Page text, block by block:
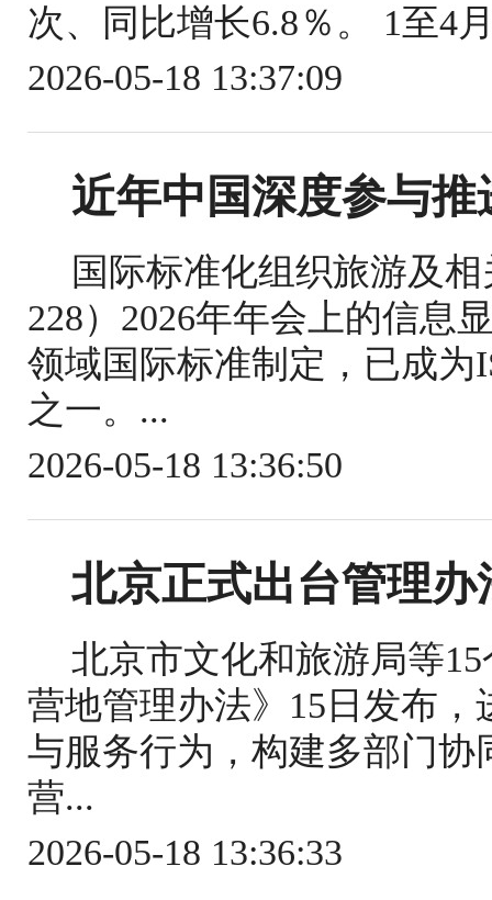
次、同比增长6.8％。 1至4
2026-05-18 13:37:09
近年中国深度参与
国际标准化组织旅游及
228）2026年年会上的信息
领域国际标准制定，已成为
之一。...
2026-05-18 13:36:50
北京正式出台管理
北京市文化和旅游局等
营地管理办法》15日发布
与服务行为，构建多部门
营...
2026-05-18 13:36:33